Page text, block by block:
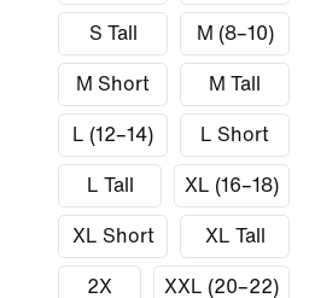
S Tall M (8–10)
M Short M Tall
L (12–14) L Short
L Tall XL (16–18)
XL Short XL Tall
2X XXL (20–22)